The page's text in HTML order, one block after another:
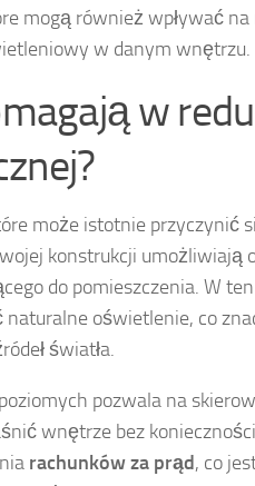
mogą również wpływać
w danym wnętrzu.
w
może istotnie przyczynić
konstrukcji umożliwiają
do pomieszczenia. W
oświetlenie, co
światła.
pozwala na
wnętrze bez konieczności
rachunków za prąd, co